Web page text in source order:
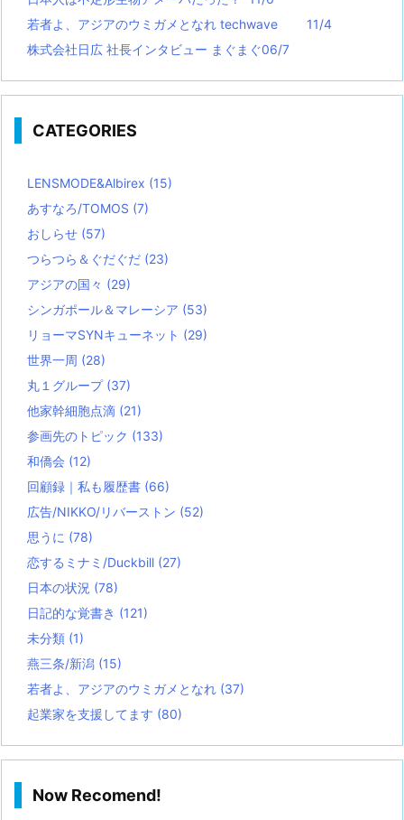
若者よ、アジアのウミガメとなれ techwave
11/4
株式会社日広 社長インタビュー まぐまぐ06/7
CATEGORIES
LENSMODE&Albirex (15)
あすなろ/TOMOS (7)
おしらせ (57)
つらつら＆ぐだぐだ (23)
アジアの国々 (29)
シンガポール＆マレーシア (53)
リョーマSYNキューネット (29)
世界一周 (28)
丸１グループ (37)
他家幹細胞点滴 (21)
参画先のトピック (133)
和僑会 (12)
回顧録｜私も履歴書 (66)
広告/NIKKO/リバーストン (52)
思うに (78)
恋するミナミ/Duckbill (27)
日本の状況 (78)
日記的な覚書き (121)
未分類 (1)
燕三条/新潟 (15)
若者よ、アジアのウミガメとなれ (37)
起業家を支援してます (80)
Now Recomend!